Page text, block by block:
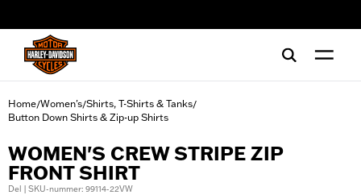
Home/Women's/Shirts, T-Shirts & Tanks/
Button Down Shirts & Zip-up Shirts
WOMEN'S CREW STRIPE ZIP
FRONT SHIRT
Del | SKU-nummer: 99114-22VW